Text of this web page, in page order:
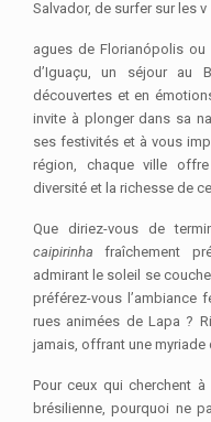
Salvador, de surfer sur les v
agues de Florianópolis
d’Iguaçu, un séjour au
découvertes et en
invite à plonger dans sa
ses festivités et à vous
région, chaque ville
diversité et la richesse de
Que diriez-vous de
caipirinha fraîchement
admirant le soleil se
préférez-vous l’ambiance
rues animées de Lapa ?
jamais, offrant une myriade
Pour ceux qui cherchent à
brésilienne, pourquoi ne